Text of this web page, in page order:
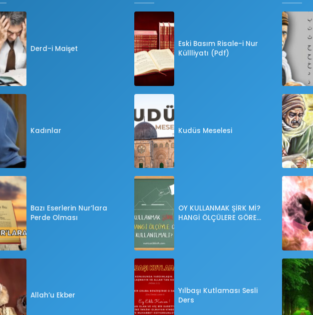
Derd-i Maişet
Kadınlar
Bazı Eserlerin Nur’lara
Perde Olması
Allah’u Ekber
Eski Basım Risale-i Nur
Küllliyatı (Pdf)
Kudüs Meselesi
OY KULLANMAK ŞİRK Mİ?
HANGİ ÖLÇÜLERE GÖRE
Yılbaşı Kutlaması Sesli
Ders